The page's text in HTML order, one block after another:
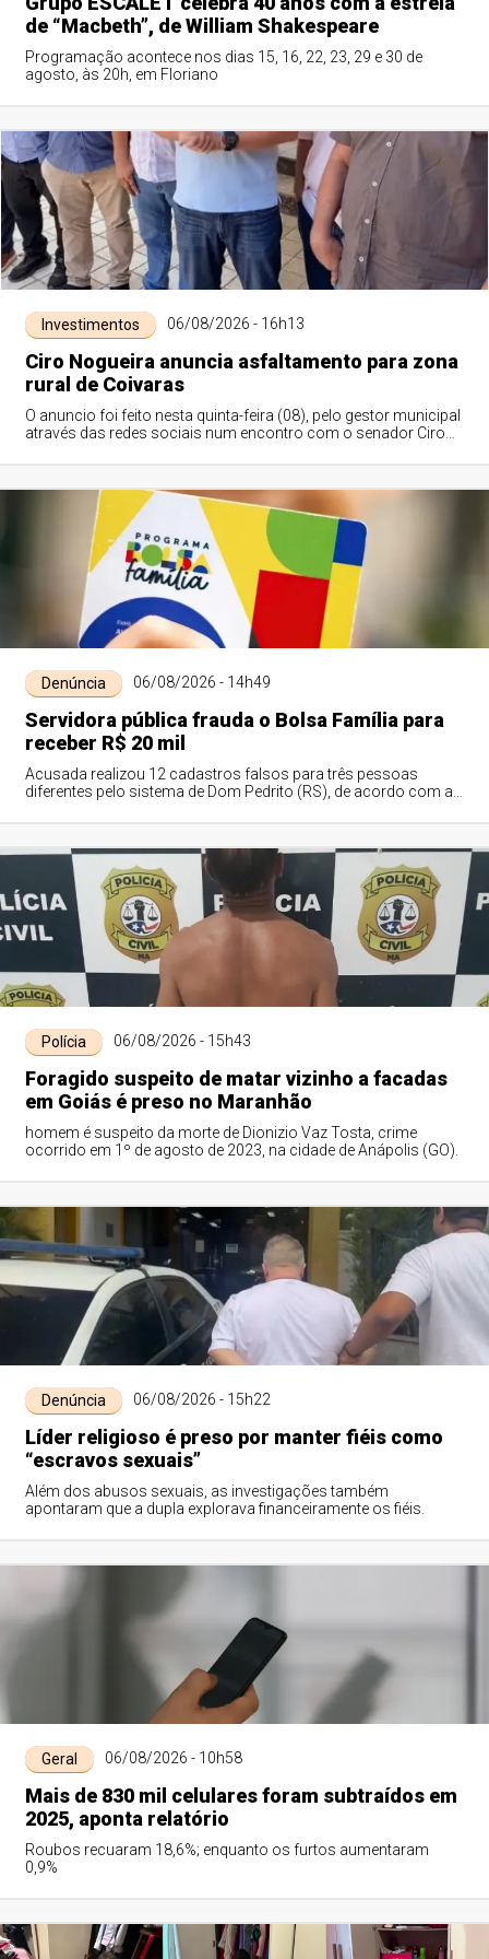
de “Macbeth”, de William Shakespeare
Programação acontece nos dias 15, 16, 22, 23, 29 e 30 de
agosto, às 20h, em Floriano
Investimentos 06/08/2026 - 16h13
Ciro Nogueira anuncia asfaltamento para zona
rural de Coivaras
O anuncio foi feito nesta quinta-feira (08), pelo gestor municipal
através das redes sociais num encontro com o senador Ciro
Denúncia 06/08/2026 - 14h49
Servidora pública frauda o Bolsa Família para
receber R$ 20 mil
Acusada realizou 12 cadastros falsos para três pessoas
diferentes pelo sistema de Dom Pedrito (RS), de acordo com a
Polícia 06/08/2026 - 15h43
Foragido suspeito de matar vizinho a facadas
em Goiás é preso no Maranhão
homem é suspeito da morte de Dionizio Vaz Tosta, crime
ocorrido em 1º de agosto de 2023, na cidade de Anápolis (GO).
Denúncia 06/08/2026 - 15h22
Líder religioso é preso por manter fiéis como
“escravos sexuais”
Além dos abusos sexuais, as investigações também
apontaram que a dupla explorava financeiramente os fiéis.
Geral 06/08/2026 - 10h58
Mais de 830 mil celulares foram subtraídos em
2025, aponta relatório
Roubos recuaram 18,6%; enquanto os furtos aumentaram
0,9%